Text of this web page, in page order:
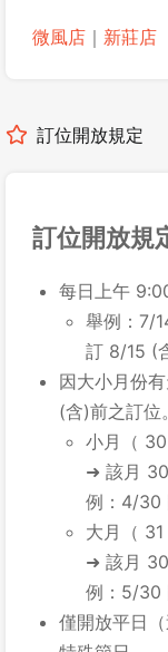
微風店 ｜ 新莊店
訂位開放規定
訂位開放規
每日上午
舉例：7/
訂 8/15 (
因大小月份
(含)前之訂位。
小月（
➜ 該月
例：4/30
大月（
➜ 該月
例：5/30
僅開放平日